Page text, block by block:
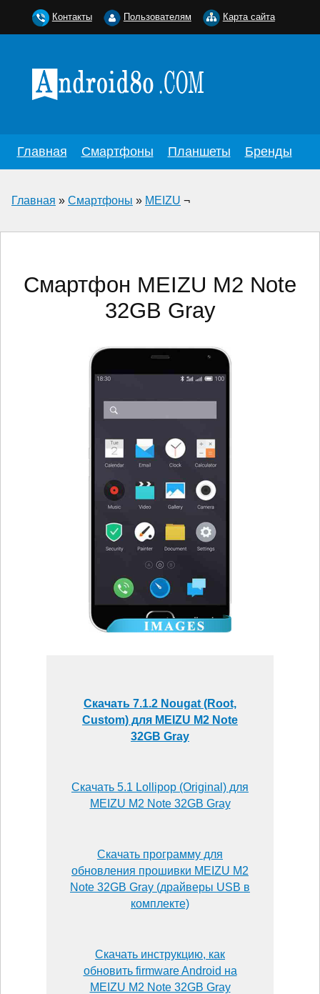
Главная Смартфоны Планшеты Бренды
Главная » Смартфоны » MEIZU ¬
Смартфон MEIZU M2 Note
32GB Gray
Скачать 7.1.2 Nougat (Root,
Custom) для MEIZU M2 Note
32GB Gray
Скачать 5.1 Lollipop (Original) для
MEIZU M2 Note 32GB Gray
Скачать программу для
обновления прошивки MEIZU M2
Note 32GB Gray (драйверы USB в
комплекте)
Скачать инструкцию, как
обновить firmware Android на
MEIZU M2 Note 32GB Gray
Контакты Пользователям Карта сайта